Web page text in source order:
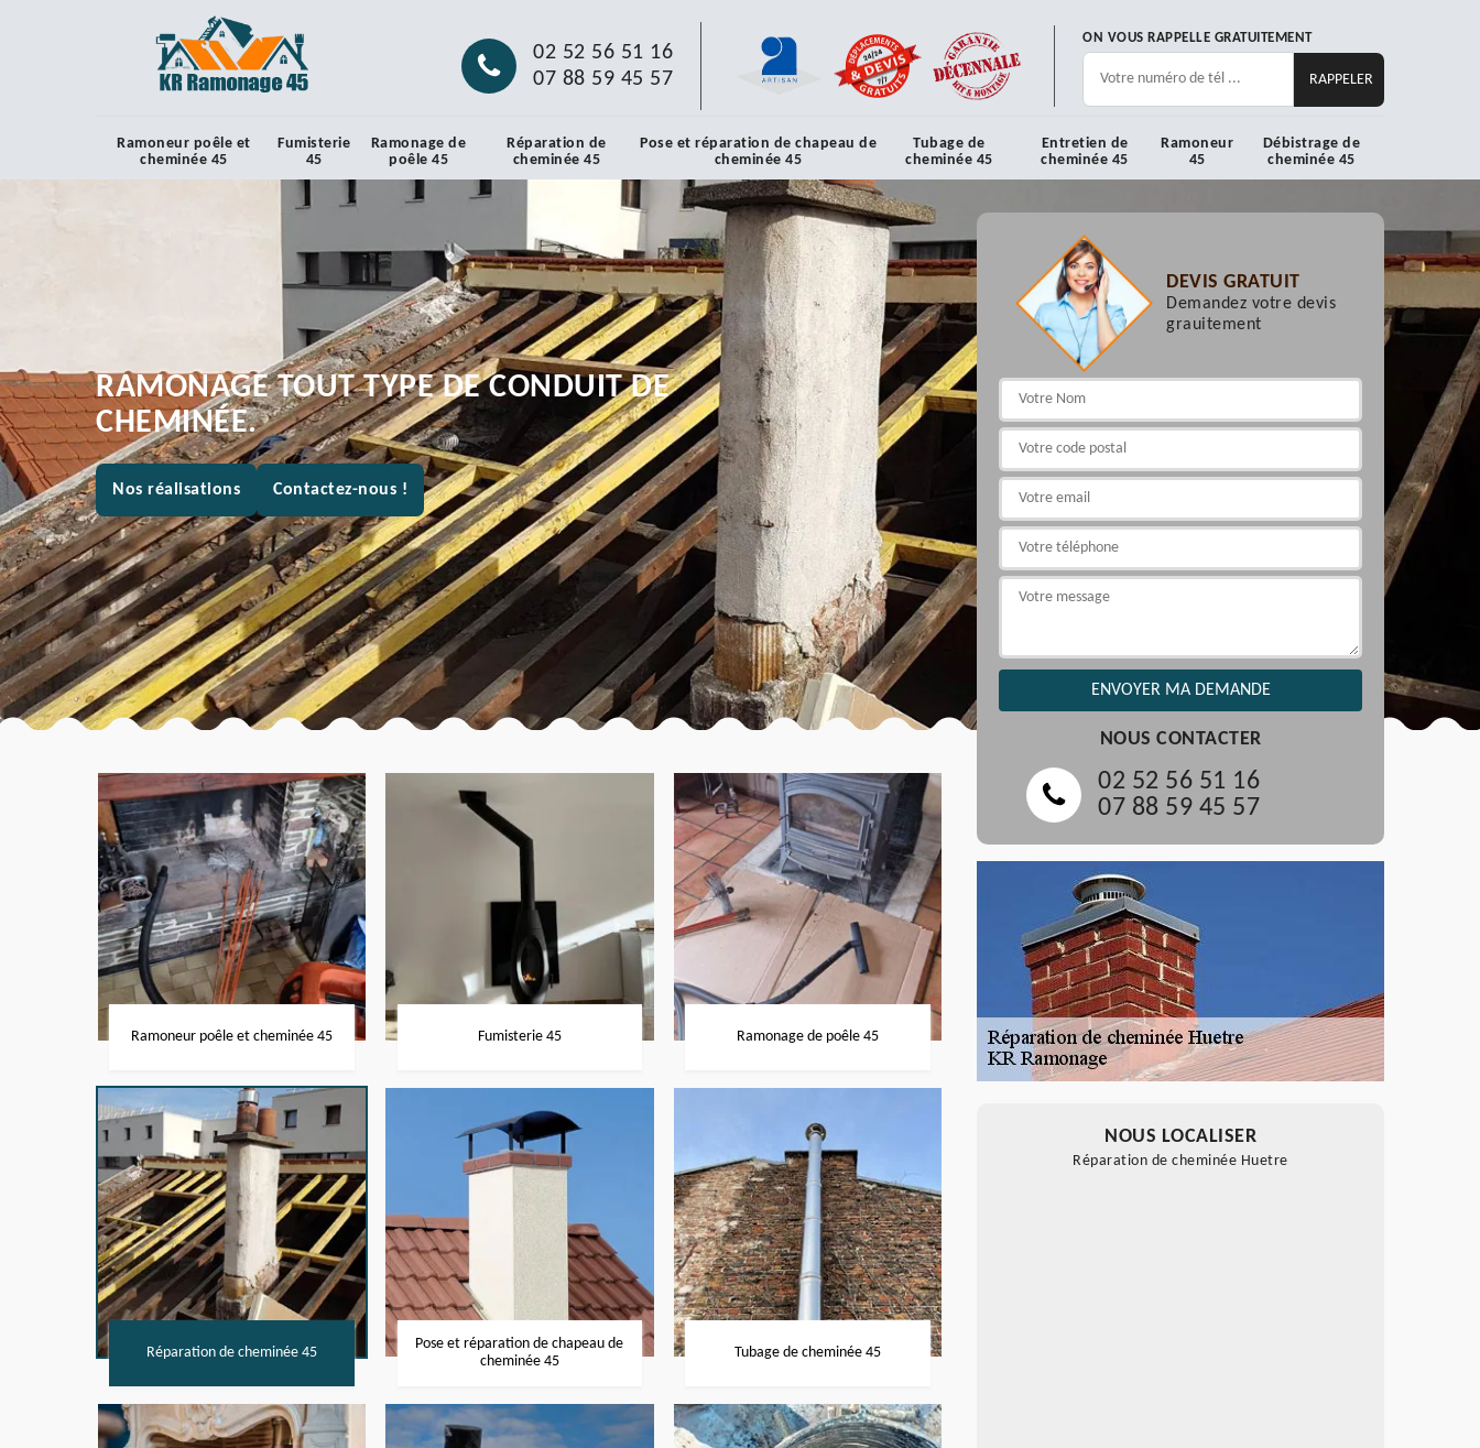
02 52 56 51 16
07 88 59 45 57
ON VOUS RAPPELLE GRATUITEMENT
Ramoneur poêle et
cheminée 45
Fumisterie
45
Ramonage de
poêle 45
Réparation de
cheminée 45
Pose et réparation de chapeau de
cheminée 45
Tubage de
cheminée 45
Entretien de
cheminée 45
Ramoneur
45
Débistrage de
cheminée 45
RAMONAGE TOUT TYPE DE CONDUIT DE
CHEMINÉE.
Nos réalisations Contactez-nous !
Ramoneur poêle et cheminée 45 Fumisterie 45 Ramonage de poêle 45
Réparation de cheminée 45
Pose et réparation de chapeau de
cheminée 45
Tubage de cheminée 45
DEVIS GRATUIT
Demandez votre devis
grauitement
NOUS CONTACTER
02 52 56 51 16
07 88 59 45 57
NOUS LOCALISER
Réparation de cheminée Huetre